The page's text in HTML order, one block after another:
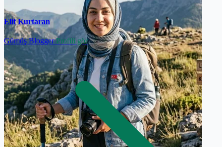
Elif Kurtaran
Gümüş Blogger Profili gör